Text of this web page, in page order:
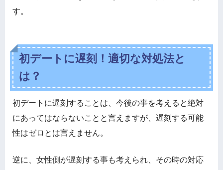
す。
初デートに遅刻！適切な対処法と
は？
初デートに遅刻することは、今後の事を考えると絶対
にあってはならないことと言えますが、遅刻する可能
性はゼロとは言えません。
逆に、女性側が遅刻する事も考えられ、その時の対応